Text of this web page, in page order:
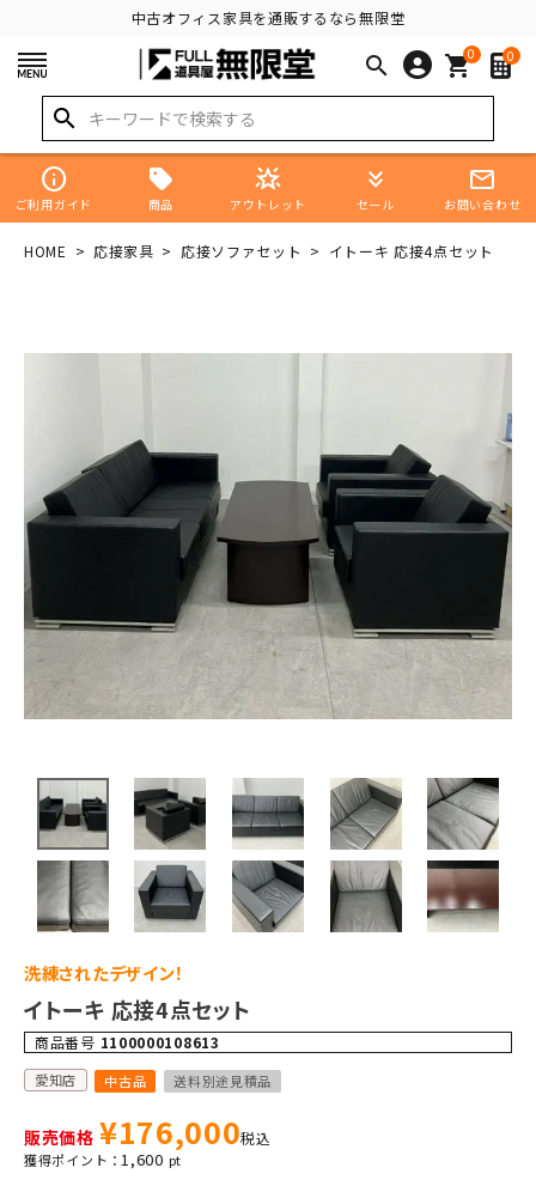
中古オフィス家具を通販するなら無限堂
search 0
shopping_cart 0
search
info
ご利用ガイド 商品
star_shine
アウトレット
keyboard_double_arrow_down
セール
mail_outline
お問い合わせ
HOME 応接家具 応接ソファセット イトーキ 応接4点セット
洗練されたデザイン！
イトーキ 応接4点セット
商品番号 1100000108613
愛知店 中古品 送料別途見積品
販売価格 ¥176,000税込
1,600